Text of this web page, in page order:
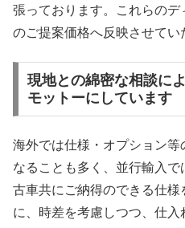
張っております。これらの
のご提案価格へ反映させてい
現地との綿密な相談に
モットーにしています
海外では仕様・オプション
なることも多く、並行輸入
古車共にご納得のできる仕様
に、時差を考慮しつつ、仕